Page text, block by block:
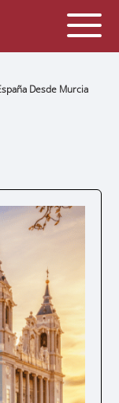
Desde Murcia